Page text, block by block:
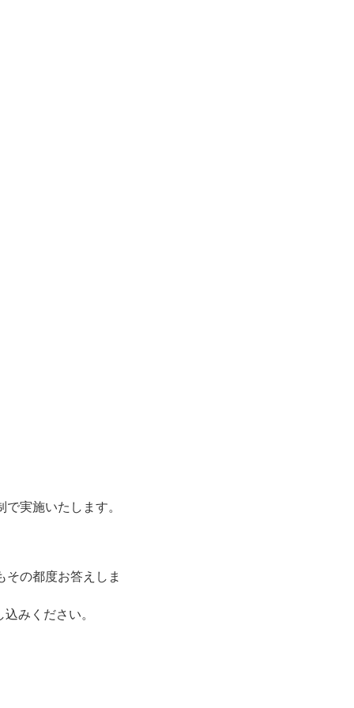
実施いたします。
その都度お答えしま
みください。